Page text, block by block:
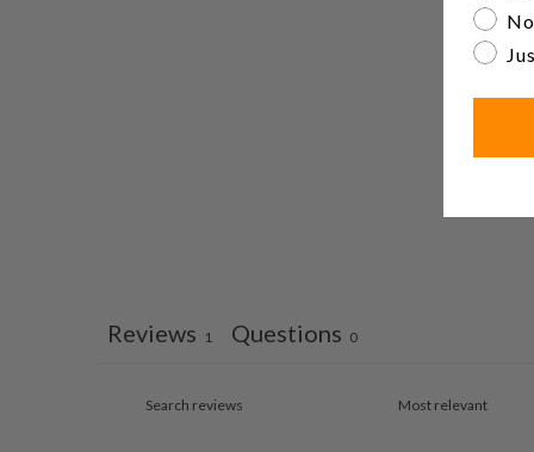
Reviews 1 Questions 0